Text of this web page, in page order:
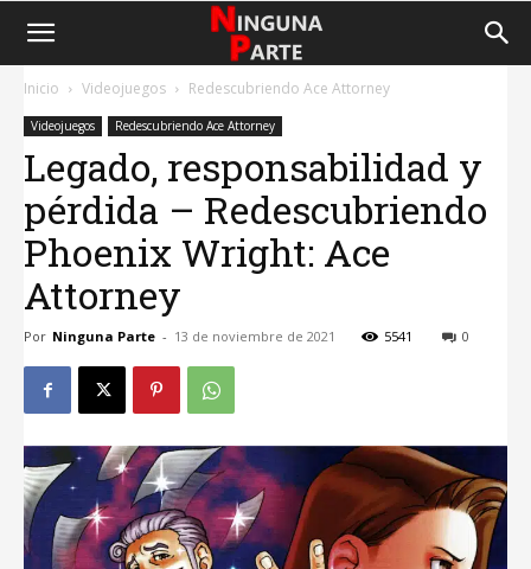
Inicio Videojuegos Redescubriendo Ace Attorney
Videojuegos Redescubriendo Ace Attorney
Legado, responsabilidad y
pérdida – Redescubriendo
Phoenix Wright: Ace
Attorney
Por Ninguna Parte - 13 de noviembre de 2021 5541 0